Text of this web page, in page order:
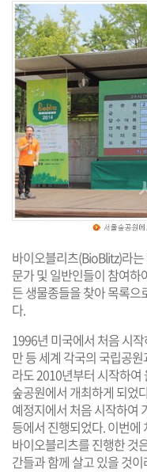
바이오블리츠(BioBlitz)라
문가 및 일반인들이 참여하
든 생물종들을 찾아 목록으
다.
1996년 미국에서 처음 시
만 등 세계 각국의 국립공
라도 2010년부터 시작하여
숲공원에서 개최하게 되었
예정지에서 처음 시작하여
등에서 진행되었다. 이번
바이오블리츠를 진행한 것
간들과 함께 살고 있을 것